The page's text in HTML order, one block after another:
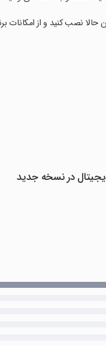
نصب کنید و از امکانات
در نسخه جدید